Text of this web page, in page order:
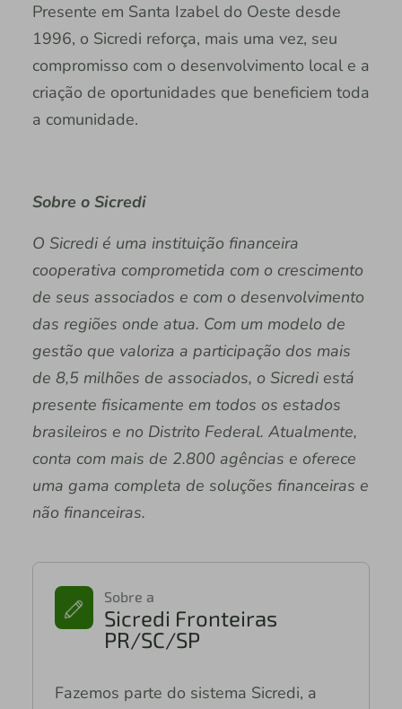
Presente em Santa Izabel do Oeste desde
1996, o Sicredi reforça, mais uma vez, seu
compromisso com o desenvolvimento local e a
criação de oportunidades que beneficiem toda
a comunidade.
Sobre o Sicredi
O Sicredi é uma instituição financeira
cooperativa comprometida com o crescimento
de seus associados e com o desenvolvimento
das regiões onde atua. Com um modelo de
gestão que valoriza a participação dos mais
de 8,5 milhões de associados, o Sicredi está
presente fisicamente em todos os estados
brasileiros e no Distrito Federal. Atualmente,
conta com mais de 2.800 agências e oferece
uma gama completa de soluções financeiras e
não financeiras.
Sobre a
Sicredi Fronteiras
PR/SC/SP
Fazemos parte do sistema Sicredi, a